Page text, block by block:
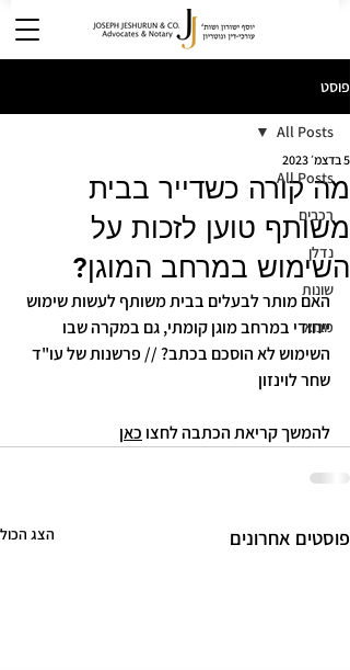
פוסט
All Posts
רכבים
נדלן
שונות
מבוא
All Posts
מה קורה כשדייר בבית
משותף טוען לזכות על
השימוש במרחב המוגן?
5 בדצמ׳ 2023
האם מותר לבעלים בבית משותף לעשות שימוש
ייחודי במרחב מוגן קומתי, גם במקרה שבו
השימוש לא הוסכם בכתב? // פרשנות של עו"ד
שחר לוינזון
להמשך קריאת הכתבה לחצו כאן
פוסטים אחרונים הצג הכול